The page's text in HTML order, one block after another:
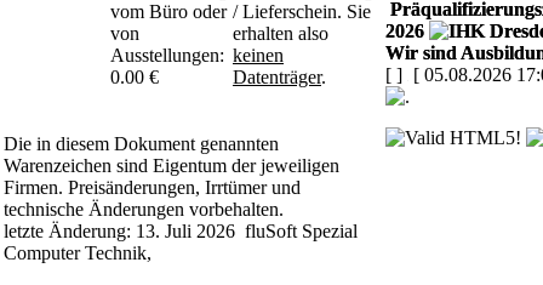
vom Büro oder
von
Ausstellungen:
0.00 €
/ Lieferschein. Sie
erhalten also
keinen
Datenträger.
Die in diesem Dokument genannten
Warenzeichen sind Eigentum der jeweiligen
Firmen. Preisänderungen, Irrtümer und
technische Änderungen vorbehalten.
letzte Änderung: 13. Juli 2026 fluSoft Spezial
Computer Technik,
2026
Wir sind
[ ] [ 05.08.2026